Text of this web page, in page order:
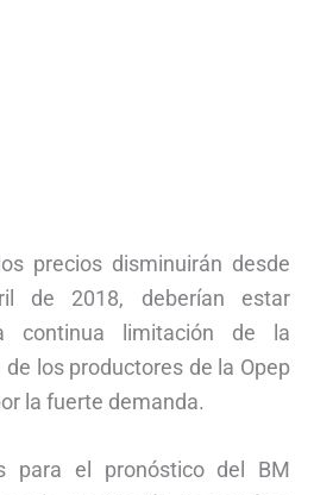
precios disminuirán desde
de 2018, deberían estar
continua limitación de la
los productores de la Opep
la fuerte demanda.
para el pronóstico del BM